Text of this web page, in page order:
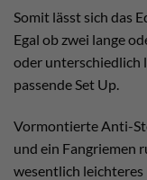
Somit lässt sich das
Egal ob zwei lange
oder unterschiedlich
passende Set Up.
Vormontierte Anti-
und ein Fangriemen
wesentlich